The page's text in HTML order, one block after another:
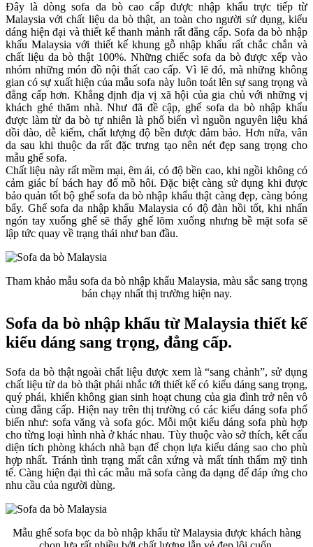
Đây là dòng sofa da bò cao cấp được nhập khẩu trực tiếp từ
Malaysia với chất liệu da bò thật, an toàn cho người sử dụng, kiểu
dáng hiện đại và thiết kế thanh mảnh rất đẳng cấp. Sofa da bò nhập
khẩu Malaysia với thiết kế khung gỗ nhập khẩu rất chắc chắn và
chất liệu da bò thật 100%. Những chiếc sofa da bò được xếp vào
nhóm những món đồ nội thất cao cấp. Vì lẽ đó, mà những không
gian có sự xuất hiện của mẫu sofa này luôn toát lên sự sang trọng và
đẳng cấp hơn. Khẳng định địa vị xã hội của gia chủ với những vị
khách ghé thăm nhà. Như đã đề cập, ghế sofa da bò nhập khẩu
được làm từ da bò tự nhiên là phổ biến vì nguồn nguyên liệu khá
dồi dào, dễ kiếm, chất lượng độ bền được đảm bảo. Hơn nữa, vân
da sau khi thuộc da rất đặc trưng tạo nên nét đẹp sang trọng cho
mẫu ghế sofa.
Chất liệu này rất mềm mại, êm ái, có độ bền cao, khi ngồi không có
cảm giác bí bách hay đổ mồ hôi. Đặc biệt càng sử dụng khi được
bảo quản tốt bộ ghế sofa da bò nhập khẩu thật càng đẹp, càng bóng
bẩy. Ghế sofa da nhập khẩu Malaysia có độ đàn hồi tốt, khi nhấn
ngón tay xuống ghế sẽ thấy ghế lõm xuống nhưng bề mặt sofa sẽ
lập tức quay về trạng thái như ban đầu.
Tham khảo mẫu sofa da bò nhập khẩu Malaysia, màu sắc sang trọng
bán chạy nhất thị trường hiện nay.
Sofa da bò nhập khẩu từ Malaysia thiết kế
kiểu dáng sang trọng, đẳng cấp.
Sofa da bò thật ngoài chất liệu được xem là “sang chảnh”, sử dụng
chất liệu từ da bò thật phải nhắc tới thiết kế có kiểu dáng sang trọng,
quý phái, khiến không gian sinh hoạt chung của gia đình trở nên vô
cùng đẳng cấp. Hiện nay trên thị trường có các kiểu dáng sofa phổ
biến như: sofa văng và sofa góc. Mỗi một kiểu dáng sofa phù hợp
cho từng loại hình nhà ở khác nhau. Tùy thuộc vào sở thích, kết cấu
diện tích phòng khách nhà bạn để chọn lựa kiểu dáng sao cho phù
hợp nhất. Tránh tình trạng mất cân xứng và mất tính thẩm mỹ tinh
tế. Càng hiện đại thì các mẫu mã sofa càng đa dạng để đáp ứng cho
nhu cầu của người dùng.
Mẫu ghế sofa bọc da bò nhập khẩu từ Malaysia được khách hàng